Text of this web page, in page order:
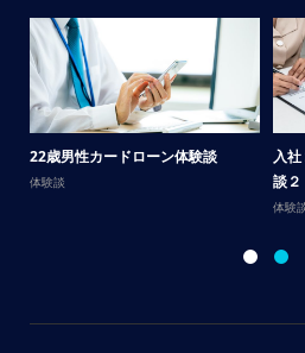
22歳男性カードローン体験談
体験談
入
談２
体験